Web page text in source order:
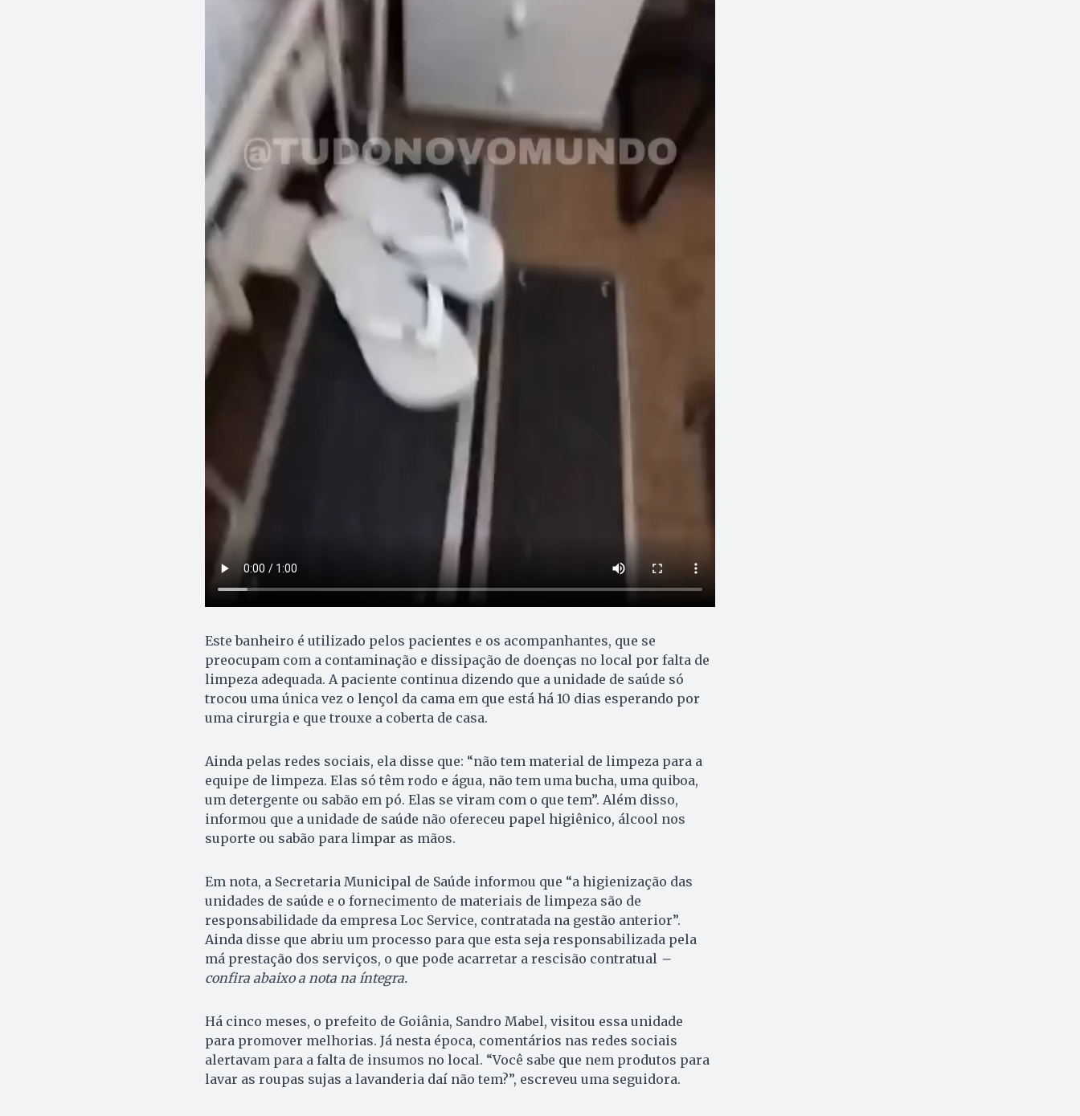
Este banheiro é utilizado pelos pacientes e os acompanhantes, que se
preocupam com a contaminação e dissipação de doenças no local por falta de
limpeza adequada. A paciente continua dizendo que a unidade de saúde só
trocou uma única vez o lençol da cama em que está há 10 dias esperando por
uma cirurgia e que trouxe a coberta de casa.
Ainda pelas redes sociais, ela disse que: “não tem material de limpeza para a
equipe de limpeza. Elas só têm rodo e água, não tem uma bucha, uma quiboa,
um detergente ou sabão em pó. Elas se viram com o que tem”. Além disso,
informou que a unidade de saúde não ofereceu papel higiênico, álcool nos
suporte ou sabão para limpar as mãos.
Em nota, a Secretaria Municipal de Saúde informou que “a higienização das
unidades de saúde e o fornecimento de materiais de limpeza são de
responsabilidade da empresa Loc Service, contratada na gestão anterior”.
Ainda disse que abriu um processo para que esta seja responsabilizada pela
má prestação dos serviços, o que pode acarretar a rescisão contratual –
confira abaixo a nota na íntegra.
Há cinco meses, o prefeito de Goiânia, Sandro Mabel, visitou essa unidade
para promover melhorias. Já nesta época, comentários nas redes sociais
alertavam para a falta de insumos no local. “Você sabe que nem produtos para
lavar as roupas sujas a lavanderia daí não tem?”, escreveu uma seguidora.